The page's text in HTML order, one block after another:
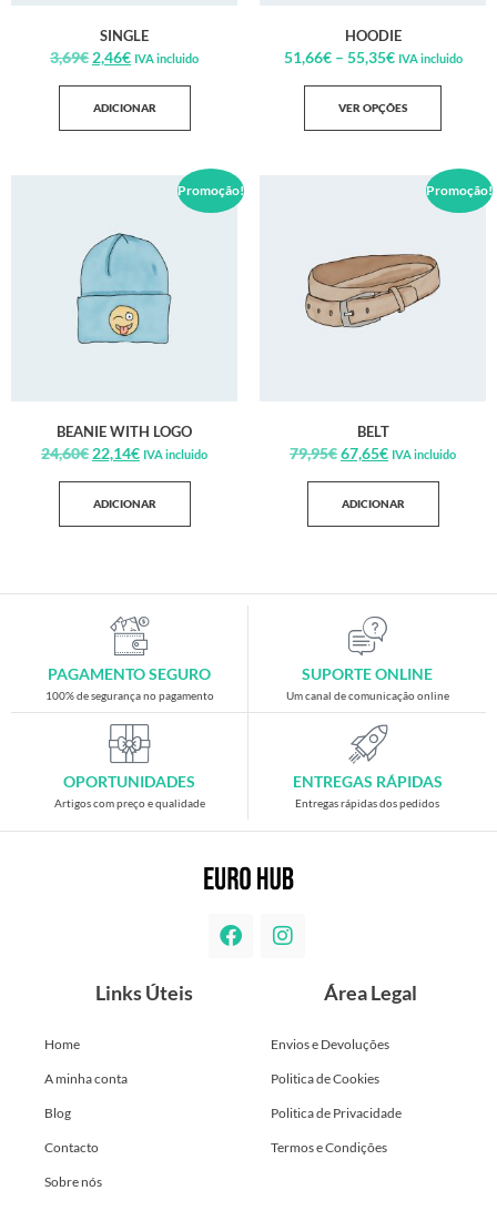
SINGLE
3,69€ 2,46€ IVA incluido
ADICIONAR
HOODIE
51,66€ – 55,35€ IVA incluido
VER OPÇÕES
Promoção!
BEANIE WITH LOGO
24,60€ 22,14€ IVA incluido
ADICIONAR
Promoção!
BELT
79,95€67,65€ IVA incluido
ADICIONAR
PAGAMENTO SEGURO
100% de segurança no pagamento
SUPORTE ONLINE
Um canal de comunicação online
OPORTUNIDADES
Artigos com preço e qualidade
ENTREGAS RÁPIDAS
Entregas rápidas dos pedidos
Links Úteis
Home
A minha conta
Blog
Contacto
Sobre nós
Área Legal
Envios e Devoluções
Politica de Cookies
Politica de Privacidade
Termos e Condições